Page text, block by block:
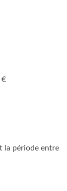
€
la période entre